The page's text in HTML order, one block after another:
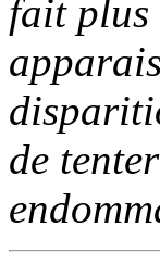
fait plus
de